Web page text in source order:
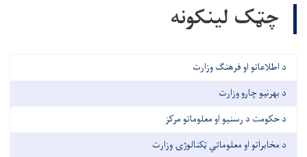
چټک لینکونه
د اطلاعاتو او فرهنګ وزارت
د بهرنیو چارو وزارت
د حکومت د رسنیو او معلوماتو مرکز
د مخابراتو او معلوماتي ټکنالوژۍ وزارت